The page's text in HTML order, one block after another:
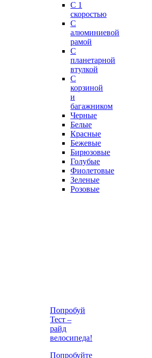
С 1
скоростью
С
алюминиевой
рамой
С
планетарной
втулкой
С
корзиной
и
багажником
Черные
Белые
Красные
Бежевые
Бирюзовые
Голубые
Фиолетовые
Зеленые
Розовые
Попробуй
Тест –
райд
велосипеда!
Попробуйте